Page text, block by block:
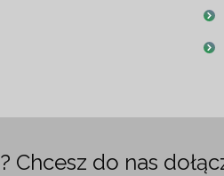
Chcesz do nas